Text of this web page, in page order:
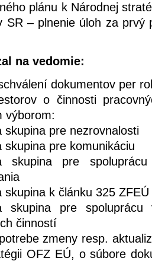
plánu k Národnej
SR – plnenie úloh za prvý
na vedomie:
dokumentov per
o činnosti
výborom:
skupina pre nezrovnalosti
skupina pre komunikáciu
skupina pre
skupina k článku 325 ZFEÚ
skupina pre spoluprácu
činností
zmeny resp.
OFZ EÚ, o súbore